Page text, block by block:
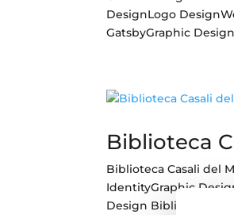
DesignLogo
GatsbyGraphic
Biblioteca
Biblioteca Casali del
IdentityGraphic
Design Biblioteca